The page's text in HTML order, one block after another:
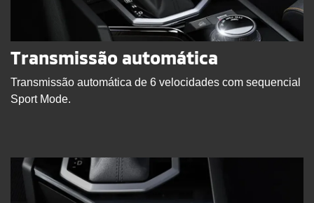
Transmissão automática
Transmissão automática de 6 velocidades com sequencial
Sport Mode.